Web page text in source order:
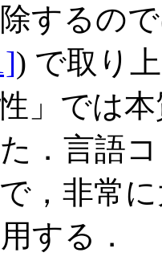
するの
) で取り
」では
．言語
，非常
する．